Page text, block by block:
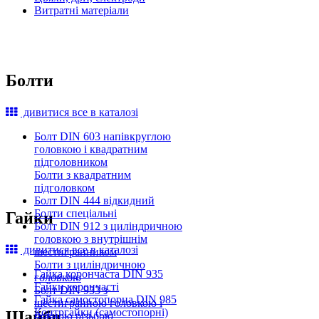
Витратні матеріали
Болти
дивитися все в каталозі
Болт DIN 603 напівкруглою
головкою і квадратним
підголовником
Болти з квадратним
підголовком
Болт DIN 444 відкидний
Болти спеціальні
Болт DIN 912 з циліндричною
головкою з внутрішнім
шестигранником
Болти з циліндричною
головкою
Болт DIN 933 з
шестигранною головкою і
повною різьбою
Гайки
дивитися все в каталозі
Гайка корончаста DIN 935
Гайки корончасті
Гайка самостопорна DIN 985
Контргайки (самостопорні)